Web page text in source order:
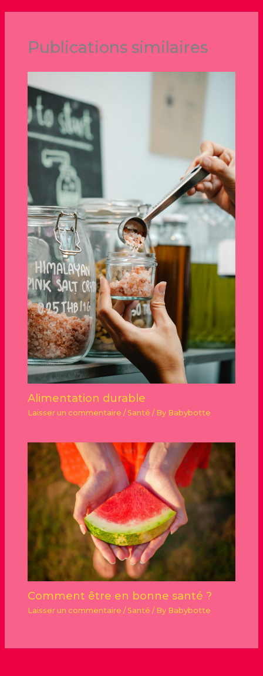
Publications similaires
Alimentation durable
Laisser un commentaire /Santé / By Babybotte
Comment être en bonne santé ?
Laisser un commentaire /Santé / By Babybotte